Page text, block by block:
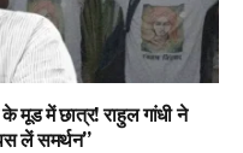
मूड में छात्र! राहुल गांधी ने
लें समर्थन”